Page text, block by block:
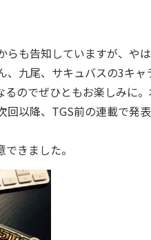
も告知していますが、や
九尾、サキュバスの3キャ
のでぜひともお楽しみに
以降、TGS前の連載で発表
きました。